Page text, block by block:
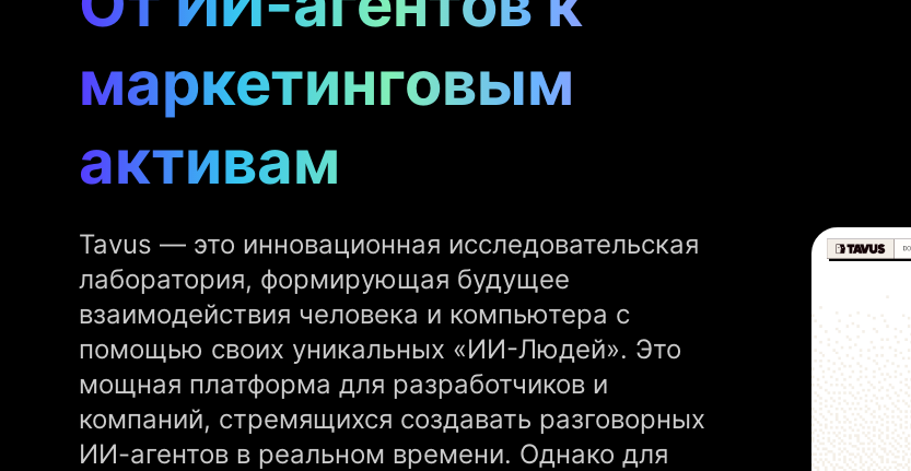
маркетинговым
активам
Tavus — это инновационная исследовательская
лаборатория, формирующая будущее
взаимодействия человека и компьютера с
помощью своих уникальных «ИИ-Людей». Это
мощная платформа для разработчиков и
компаний, стремящихся создавать разговорных
ИИ-агентов в реальном времени. Однако для